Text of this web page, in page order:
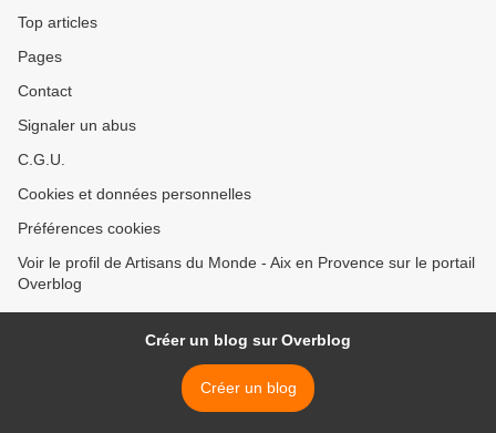
Top articles
Pages
Contact
Signaler un abus
C.G.U.
Cookies et données personnelles
Préférences cookies
Voir le profil de Artisans du Monde - Aix en Provence sur le portail
Overblog
Créer un blog sur Overblog
Créer un blog